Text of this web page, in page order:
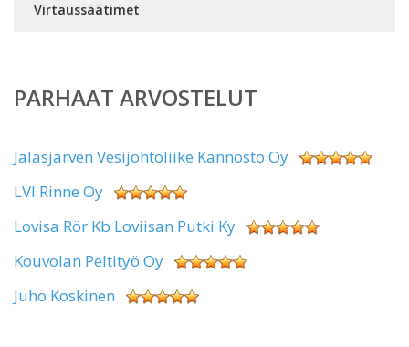
Virtaussäätimet
PARHAAT ARVOSTELUT
Jalasjärven Vesijohtoliike Kannosto Oy
LVI Rinne Oy
Lovisa Rör Kb Loviisan Putki Ky
Kouvolan Peltityö Oy
Juho Koskinen